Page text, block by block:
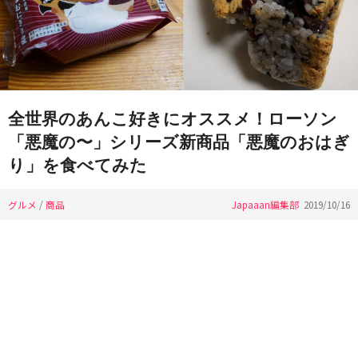
全世界のあんこ好きにオススメ！ローソン
「悪魔の〜」シリーズ新商品「悪魔のおはぎ
り」を食べてみた
グルメ /商品 Japaaan編集部 2019/10/16